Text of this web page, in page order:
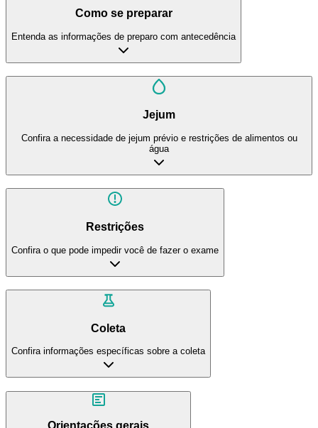
Como se preparar
Entenda as informações de preparo com antecedência
Jejum
Confira a necessidade de jejum prévio e restrições de alimentos ou
água
Restrições
Confira o que pode impedir você de fazer o exame
Coleta
Confira informações específicas sobre a coleta
Orientações gerais